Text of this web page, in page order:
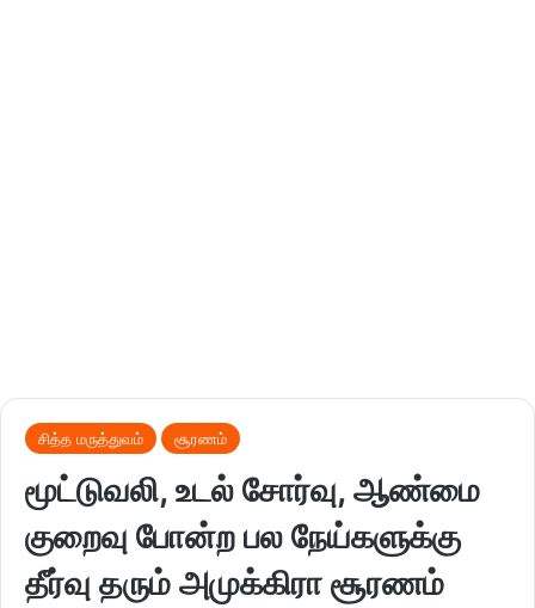
சித்த மருத்துவம் சூரணம்
மூட்டுவலி, உடல் சோர்வு, ஆண்மை
குறைவு போன்ற பல நேய்களுக்கு
தீர்வு தரும் அமுக்கிரா சூரணம்